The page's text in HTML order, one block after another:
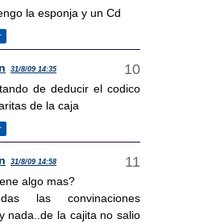
la esponja y un Cd
31/8/09 14:35
de deducir el codico
de la caja
31/8/09 14:58
algo mas?
las convinaciones
nada..de la cajita no salio